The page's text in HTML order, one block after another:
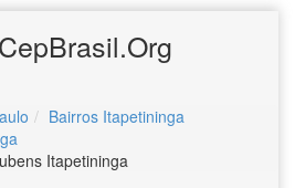
CepBrasil.Org
Bairros Itapetininga
Itapetininga